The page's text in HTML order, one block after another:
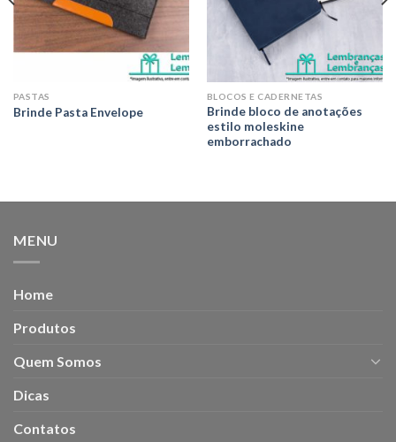
PASTAS
Brinde Pasta Envelope
BLOCOS E CADERNETAS
Brinde bloco de anotações
estilo moleskine
emborrachado
MENU
Home
Produtos
Quem Somos
Dicas
Contatos